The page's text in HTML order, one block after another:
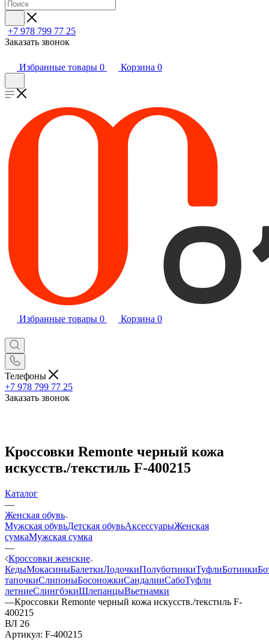
+7 978 799 77 25
Заказать звонок
Избранные товары 0 Корзина 0
Избранные товары 0 Корзина 0
Телефоны
+7 978 799 77 25
Заказать звонок
Кроссовки Remonte черный кожа
искусств./текстиль F-400215
Каталог
—
Женская обувь
Мужская обувьДетская обувьАксессуарыЖенская
сумкаМужская сумка
—
Кроссовки женские
КедыМокасиныБалеткиЛодочкиПолуботинкиТуфлиБотинки
тапочкиСлипоныБосоножкиСандалииСабоТуфли
летниеСлингбэкиШлепанцыВьетнамки
—Кроссовки Remonte черный кожа искусств./текстиль F-
400215
ВЛ 26
Артикул: F-400215